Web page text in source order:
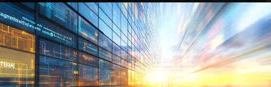
Claude Code von Anthropic ermöglicht einen tiefen Zugriff auf
das KI-Modell Claude, weit über einfache Browser-Chats hinaus.
Es kann Dateien sehen, Befehle ausführen, Dokumente erstellen
und stundenlang autonom arbeiten – ganz ohne
Programmierkenntnisse. Beispiele zeigen automatisiertes
Knowledge Management mit über 20.000 verknüpften Dateien,